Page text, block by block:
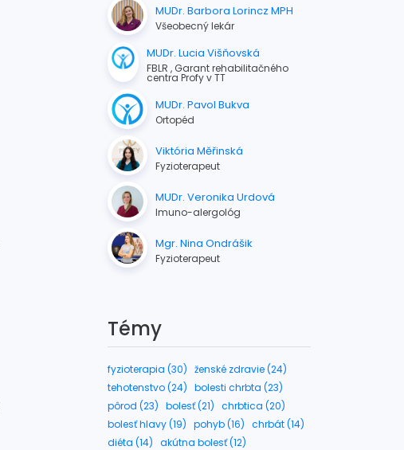
MUDr. Barbora Lorincz MPH
Všeobecný lekár
MUDr. Lucia Višňovská
FBLR , Garant rehabilitačného
centra Profy v TT
MUDr. Pavol Bukva
Ortopéd
Viktória Měřinská
Fyzioterapeut
MUDr. Veronika Urdová
Imuno-alergológ
Mgr. Nina Ondrášik
Fyzioterapeut
Témy
fyzioterapia (30) ženské zdravie (24)
tehotenstvo (24) bolesti chrbta (23)
pôrod (23) bolesť (21) chrbtica (20)
bolesť hlavy (19) pohyb (16) chrbát (14)
diéta (14) akútna bolesť (12)